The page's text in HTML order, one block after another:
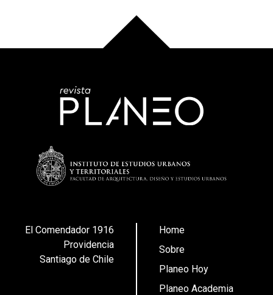
El Comendador 1916
Providencia
Santiago de Chile
Home
Sobre
Planeo Hoy
Planeo Academia